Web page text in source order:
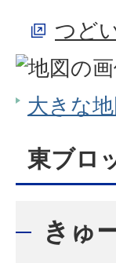
つど
大きな
東ブロ
きゅ